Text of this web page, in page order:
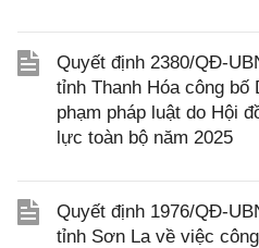
Quyết định 2380/QĐ-
tỉnh Thanh Hóa công bố
phạm pháp luật do Hội
lực toàn bộ năm 2025
Quyết định 1976/QĐ-
tỉnh Sơn La về việc